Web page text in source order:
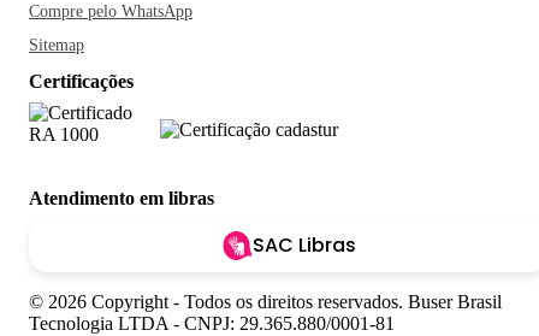
Compre pelo WhatsApp
Sitemap
Certificações
Atendimento em libras
SAC Libras
© 2026 Copyright - Todos os direitos reservados. Buser Brasil
Tecnologia LTDA - CNPJ: 29.365.880/0001-81